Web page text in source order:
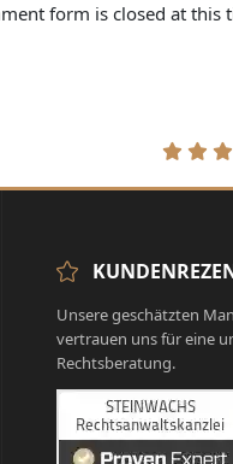
form is closed at this
Unsere geschätzten
vertrauen uns für eine
Rechtsberatung.